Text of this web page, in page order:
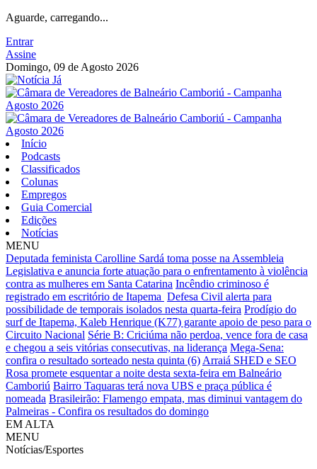
Aguarde, carregando...
Entrar
Assine
Domingo, 09 de Agosto 2026
Início
Podcasts
Classificados
Colunas
Empregos
Guia Comercial
Edições
Notícias
MENU
Deputada feminista Carolline Sardá toma posse na Assembleia
Legislativa e anuncia forte atuação para o enfrentamento à violência
contra as mulheres em Santa Catarina Incêndio criminoso é
registrado em escritório de Itapema Defesa Civil alerta para
possibilidade de temporais isolados nesta quarta-feira Prodígio do
surf de Itapema, Kaleb Henrique (K77) garante apoio de peso para o
Circuito Nacional Série B: Criciúma não perdoa, vence fora de casa
e chegou a seis vitórias consecutivas, na liderança Mega-Sena:
confira o resultado sorteado nesta quinta (6) Arraiá SHED e SEO
Rosa promete esquentar a noite desta sexta-feira em Balneário
Camboriú Bairro Taquaras terá nova UBS e praça pública é
nomeada Brasileirão: Flamengo empata, mas diminui vantagem do
Palmeiras - Confira os resultados do domingo
EM ALTA
MENU
Notícias/Esportes